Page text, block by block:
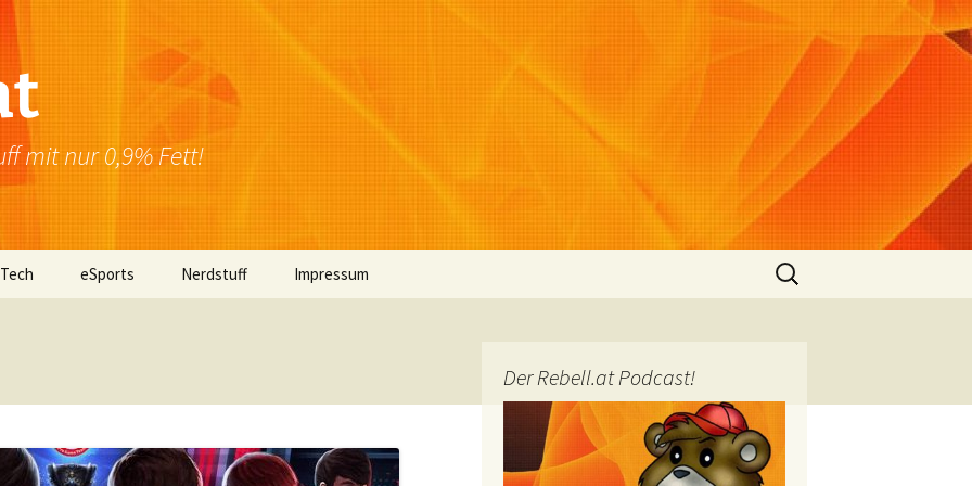
mit nur 0,9% Fett!
Browser
eSports Nerdstuff Impressum
Suchen
nach:
Der Rebell.at Podcast!